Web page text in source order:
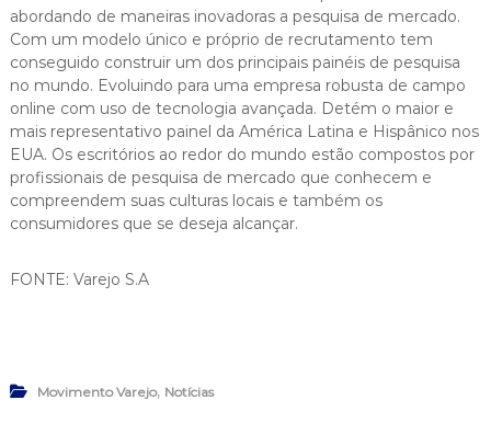
abordando de maneiras inovadoras a pesquisa de mercado.
Com um modelo único e próprio de recrutamento tem
conseguido construir um dos principais painéis de pesquisa
no mundo. Evoluindo para uma empresa robusta de campo
online com uso de tecnologia avançada. Detém o maior e
mais representativo painel da América Latina e Hispânico nos
EUA. Os escritórios ao redor do mundo estão compostos por
profissionais de pesquisa de mercado que conhecem e
compreendem suas culturas locais e também os
consumidores que se deseja alcançar.
FONTE: Varejo S.A
Movimento Varejo, Notícias